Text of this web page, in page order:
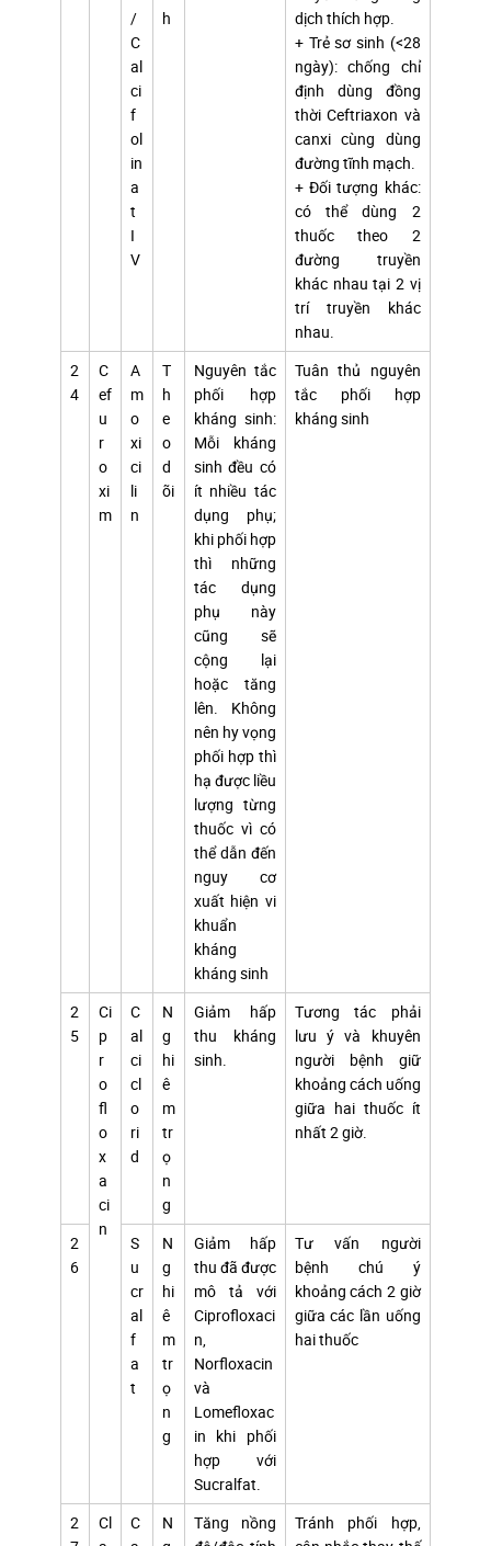
/
C
al
ci
f
ol
in
a
t
I
V
h
dịch thích hợp.
+ Trẻ sơ sinh (<28
ngày): chống chỉ
định dùng đồng
thời Ceftriaxon và
canxi cùng dùng
đường tĩnh mạch.
+ Đối tượng khác:
có thể dùng 2
thuốc theo 2
đường truyền
khác nhau tại 2 vị
trí truyền khác
nhau.
2
4
C
ef
u
r
o
xi
m
A
m
o
xi
ci
li
n
T
h
e
o
d
õi
Nguyên tắc
phối hợp
kháng sinh:
Mỗi kháng
sinh đều có
ít nhiều tác
dụng phụ;
khi phối hợp
thì những
tác dụng
phụ này
cũng sẽ
cộng lại
hoặc tăng
lên. Không
nên hy vọng
phối hợp thì
hạ được liều
lượng từng
thuốc vì có
thể dẫn đến
nguy cơ
xuất hiện vi
khuẩn
kháng
kháng sinh
Tuân thủ nguyên
tắc phối hợp
kháng sinh
2
5
Ci
p
r
o
fl
o
x
a
ci
n
C
al
ci
cl
o
ri
d
N
g
hi
ê
m
tr
ọ
n
g
Giảm hấp
thu kháng
sinh.
Tương tác phải
lưu ý và khuyên
người bệnh giữ
khoảng cách uống
giữa hai thuốc ít
nhất 2 giờ.
2
6
S
u
cr
al
f
a
t
N
g
hi
ê
m
tr
ọ
n
g
Giảm hấp
thu đã được
mô tả với
Ciprofloxaci
n,
Norfloxacin
và
Lomefloxac
in khi phối
hợp với
Sucralfat.
Tư vấn người
bệnh chú ý
khoảng cách 2 giờ
giữa các lần uống
hai thuốc
2
Cl
C
N
Tăng nồng
Tránh phối hợp,